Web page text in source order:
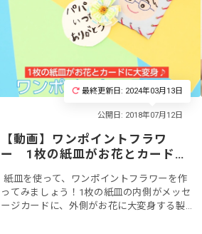
最終更新日: 2024年03月13日
【動画】ワンポイントフラワ
ー 1枚の紙皿がお花とカードに
紙皿を使って、ワンポイントフラワーを作
ってみましょう！1枚の紙皿の内側がメッセ
ージカードに、外側がお花に大変身する製